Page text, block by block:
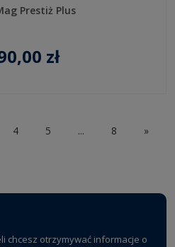
Prestiż Plus
zł
4 5 ... 8 »
chcesz otrzymywać informacje o